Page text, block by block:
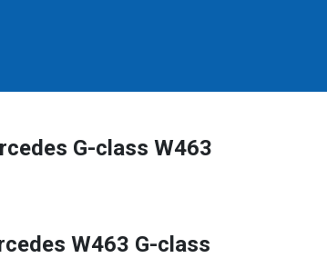
G-class W463
W463 G-class